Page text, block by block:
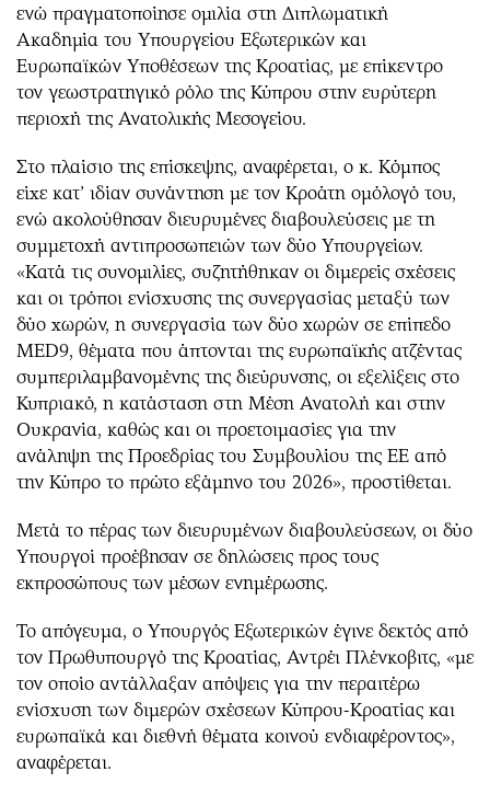
ενώ πραγματοποίησε ομιλία στη Διπλωματική
Ακαδημία του Υπουργείου Εξωτερικών και
Ευρωπαϊκών Υποθέσεων της Κροατίας, με επίκεντρο
τον γεωστρατηγικό ρόλο της Κύπρου στην ευρύτερη
περιοχή της Ανατολικής Μεσογείου.
Στο πλαίσιο της επίσκεψης, αναφέρεται, ο κ. Κόμπος
είχε κατ’ ιδίαν συνάντηση με τον Κροάτη ομόλογό του,
ενώ ακολούθησαν διευρυμένες διαβουλεύσεις με τη
συμμετοχή αντιπροσωπειών των δύο Υπουργείων.
«Κατά τις συνομιλίες, συζητήθηκαν οι διμερείς σχέσεις
και οι τρόποι ενίσχυσης της συνεργασίας μεταξύ των
δύο χωρών, η συνεργασία των δύο χωρών σε επίπεδο
MED9, θέματα που άπτονται της ευρωπαϊκής ατζέντας
συμπεριλαμβανομένης της διεύρυνσης, οι εξελίξεις στο
Κυπριακό, η κατάσταση στη Μέση Ανατολή και στην
Ουκρανία, καθώς και οι προετοιμασίες για την
ανάληψη της Προεδρίας του Συμβουλίου της ΕΕ από
την Κύπρο το πρώτο εξάμηνο του 2026», προστίθεται.
Μετά το πέρας των διευρυμένων διαβουλεύσεων, οι δύο
Υπουργοί προέβησαν σε δηλώσεις προς τους
εκπροσώπους των μέσων ενημέρωσης.
Το απόγευμα, ο Υπουργός Εξωτερικών έγινε δεκτός από
τον Πρωθυπουργό της Κροατίας, Αντρέι Πλένκοβιτς, «με
τον οποίο αντάλλαξαν απόψεις για την περαιτέρω
ενίσχυση των διμερών σχέσεων Κύπρου-Κροατίας και
ευρωπαϊκά και διεθνή θέματα κοινού ενδιαφέροντος»,
αναφέρεται.